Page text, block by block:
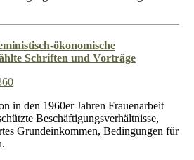
ökonomische
Schriften und Vorträge
in den 1960er Jahren Frauenarbeit
Beschäftigungsverhältnisse,
Grundeinkommen, Bedingungen für